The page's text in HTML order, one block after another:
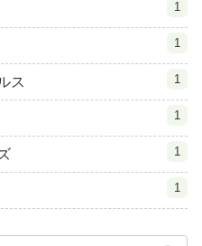
1
1
ス 1
1
1
1